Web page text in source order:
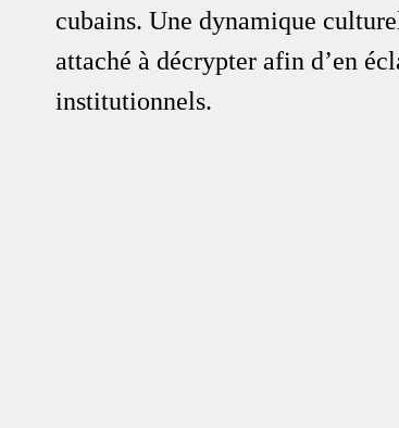
cubains. Une dynamique
attaché à décrypter afin d’en
institutionnels.